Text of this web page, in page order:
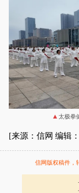
太极拳
[来源：信网 编辑
信网版权稿件，